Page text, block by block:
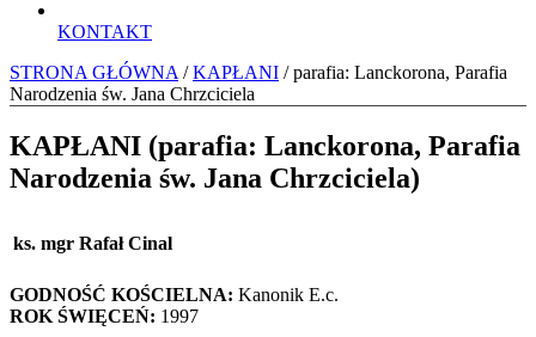
KONTAKT
STRONA GŁÓWNA /KAPŁANI / parafia: Lanckorona, Parafia
Narodzenia św. Jana Chrzciciela
KAPŁANI (parafia: Lanckorona, Parafia
Narodzenia św. Jana Chrzciciela)
ks. mgr Rafał Cinal
GODNOŚĆ KOŚCIELNA: Kanonik E.c.
ROK ŚWIĘCEŃ: 1997